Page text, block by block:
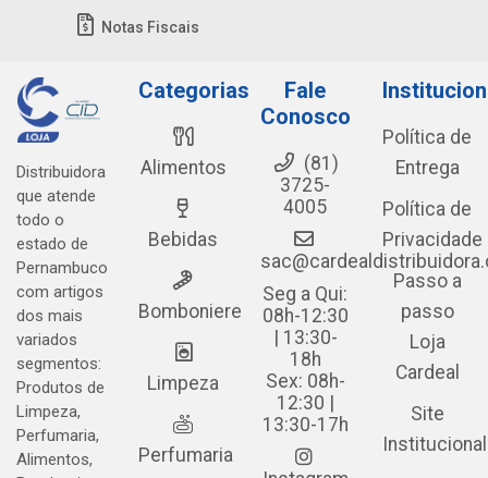
Notas Fiscais
Distribuidora
que atende
todo o
estado de
Pernambuco
com artigos
dos mais
variados
segmentos:
Produtos de
Limpeza,
Perfumaria,
Alimentos,
Categorias
Alimentos
Bebidas
Bomboniere
Limpeza
Perfumaria
Fale
Conosco
(81)
3725-
4005
Seg a Qui:
08h-12:30
| 13:30-
18h
Sex: 08h-
12:30 |
13:30-17h
Política de
Entrega
Política de
Privacidade
Passo a
passo
Loja
Cardeal
Site
Institucional